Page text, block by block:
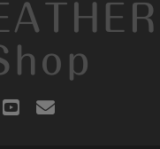
youtube
email